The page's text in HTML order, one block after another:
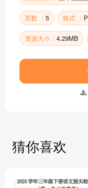
页数 ： 5 格式 ：
资源大小： 4.29MB
猜你喜欢